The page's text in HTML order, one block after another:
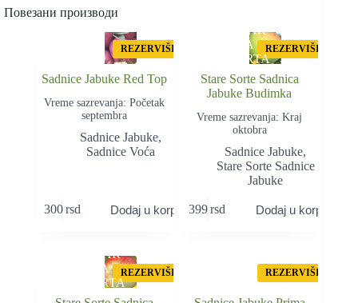
Повезани производи
REZERVIŠI
Sadnice Jabuke Red Top
Vreme sazrevanja: Početak
septembra
Sadnice Jabuke,
Sadnice Voća
300rsd Dodaj u korpu
REZERVIŠI
STAR
A
SORTA
Stare Sorte Sadnica
Jabuke Budimka
Vreme sazrevanja: Kraj
oktobra
Sadnice Jabuke,
Stare Sorte Sadnice
Jabuke
399 rsd Dodaj u korpu
REZERVIŠI
STAR
A
SORTA
REZERVIŠI